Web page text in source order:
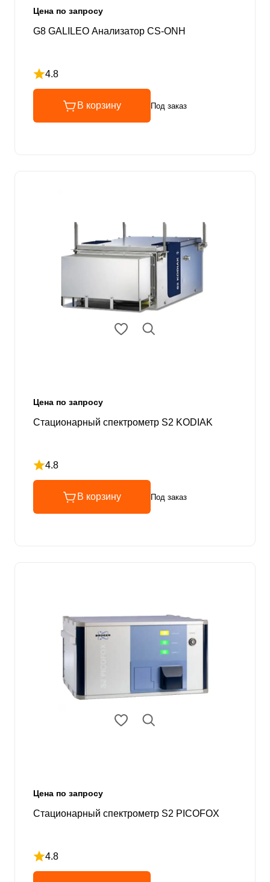
Цена по запросу
G8 GALILEO Анализатор CS-ONH
4.8
Рейтинг 4.8 из 5
В корзину Под заказ
Цена по запросу
Стационарный спектрометр S2 KODIAK
4.8
Рейтинг 4.8 из 5
В корзину Под заказ
Цена по запросу
Стационарный спектрометр S2 PICOFOX
4.8
Рейтинг 4.8 из 5